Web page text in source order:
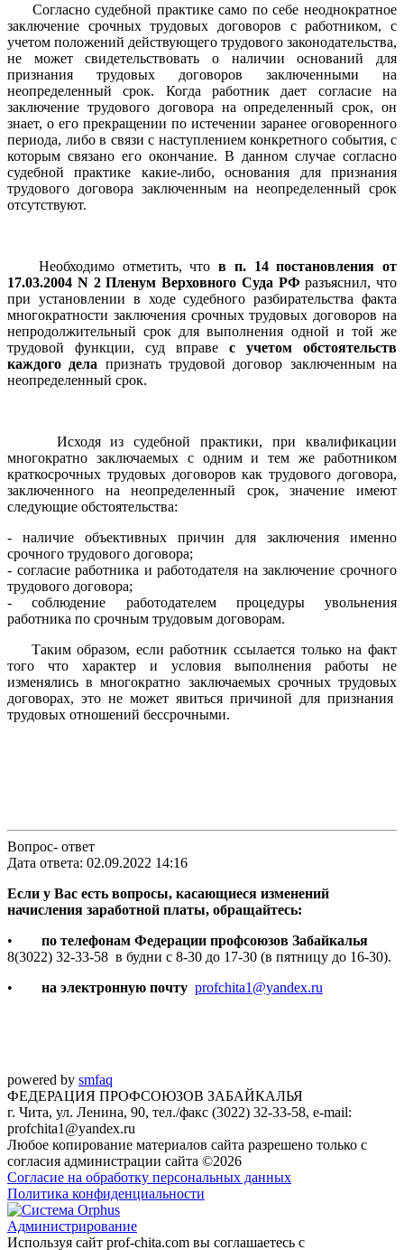
Согласно судебной практике само по себе неоднократное
заключение срочных трудовых договоров с работником, с
учетом положений действующего трудового законодательства,
не может свидетельствовать о наличии оснований для
признания трудовых договоров заключенными на
неопределенный срок. Когда работник дает согласие на
заключение трудового договора на определенный срок, он
знает, о его прекращении по истечении заранее оговоренного
периода, либо в связи с наступлением конкретного события, с
которым связано его окончание. В данном случае согласно
судебной практике какие-либо, основания для признания
трудового договора заключенным на неопределенный срок
отсутствуют.
Необходимо отметить, чтов п. 14 постановления от
17.03.2004 N 2 Пленум Верховного Суда РФ разъяснил, что
при установлении в ходе судебного разбирательства факта
многократности заключения срочных трудовых договоров на
непродолжительный срок для выполнения одной и той же
трудовой функции, суд вправе с учетом обстоятельств
каждого дела признать трудовой договор заключенным на
неопределенный срок.
Исходя из судебной практики, при квалификации
многократно заключаемых с одним и тем же работником
краткосрочных трудовых договоров как трудового договора,
заключенного на неопределенный срок, значение имеют
следующие обстоятельства:
- наличие объективных причин для заключения именно
срочного трудового договора;
- согласие работника и работодателя на заключение срочного
трудового договора;
- соблюдение работодателем процедуры увольнения
работника по срочным трудовым договорам.
Таким образом, если работник ссылается только на факт
того что характер и условия выполнения работы не
изменялись в многократно заключаемых срочных трудовых
договорах, это не может явиться причиной для признания
трудовых отношений бессрочными.
Вопрос- ответ
Дата ответа: 02.09.2022 14:16
Если у Вас есть вопросы, касающиеся изменений
начисления заработной платы, обращайтесь:
• по телефонам Федерации профсоюзов Забайкалья
8(3022) 32-33-58 в будни с 8-30 до 17-30 (в пятницу до 16-30).
• на электронную почту profchita1@yandex.ru
powered by smfaq
ФЕДЕРАЦИЯ ПРОФСОЮЗОВ ЗАБАЙКАЛЬЯ
г. Чита, ул. Ленина, 90, тел./факс (3022) 32-33-58, e-mail:
profchita1@yandex.ru
Любое копирование материалов сайта разрешено только с
согласия администрации сайта ©2026
Согласие на обработку персональных данных
Политика конфиденциальности
Администрирование
Используя сайт prof-chita.com вы соглашаетесь с